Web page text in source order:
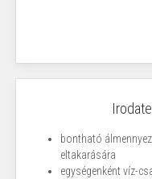
bontható
eltakarására
egységenként víz-